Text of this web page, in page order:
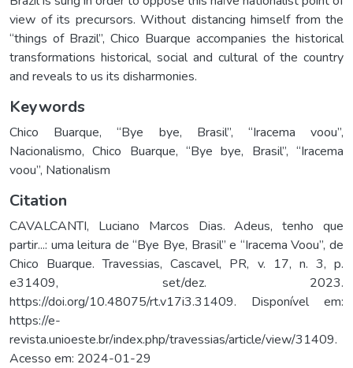
view of its precursors. Without distancing himself from the
“things of Brazil”, Chico Buarque accompanies the historical
transformations historical, social and cultural of the country
and reveals to us its disharmonies.
Keywords
Chico Buarque,“Bye bye, Brasil”, “Iracema voou”,
Nacionalismo,Chico Buarque,“Bye bye, Brasil”,“Iracema
voou”, Nationalism
Citation
CAVALCANTI, Luciano Marcos Dias. Adeus, tenho que
partir...: uma leitura de “Bye Bye, Brasil” e “Iracema Voou”, de
Chico Buarque. Travessias, Cascavel, PR, v. 17, n. 3, p.
e31409, set/dez. 2023.
https://doi.org/10.48075/rt.v17i3.31409. Disponível em:
https://e-
revista.unioeste.br/index.php/travessias/article/view/31409.
Acesso em: 2024-01-29